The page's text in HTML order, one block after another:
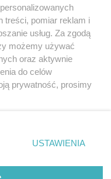
korzystania z portali
sięz nami
treści, pomiar reklam i
usług. Za zgodą
możemy używać
oraz aktywnie
do celów
prywatność, prosimy
dolnym rogu strony
danych nie wymagają
sprzeciwić się
miały
USTAWIENIA